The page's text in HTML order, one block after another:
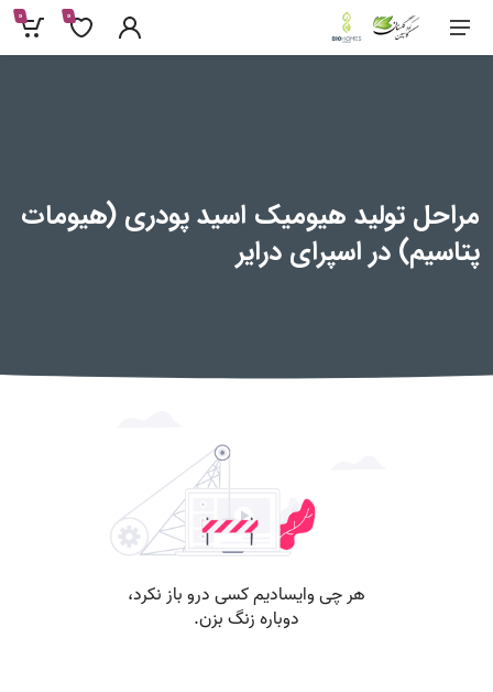
0
0
مراحل تولید هیومیک اسید پودری (هیومات
پتاسیم) در اسپرای درایر